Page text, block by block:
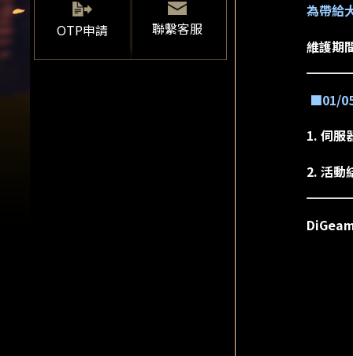
OTP申請 聯繫客服
為帶給
維護期
■01/
1. 伺服
2. 活動